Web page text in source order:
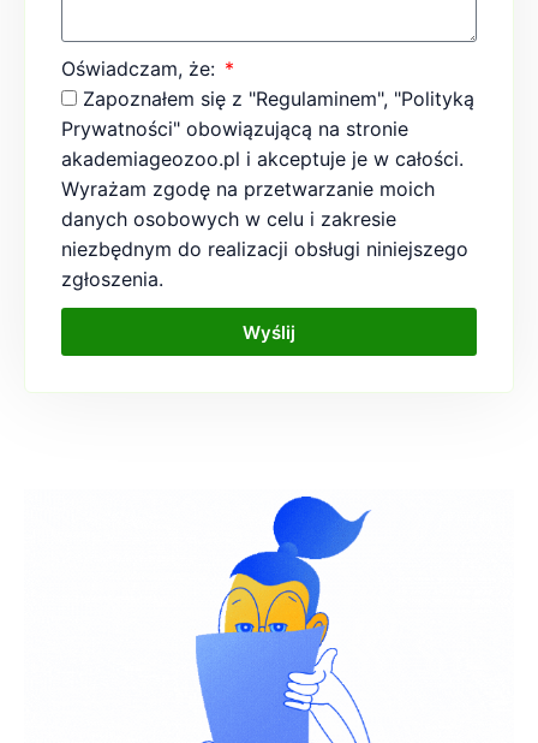
Oświadczam, że:
Zapoznałem się z "Regulaminem", "Polityką
Prywatności" obowiązującą na stronie
akademiageozoo.pl i akceptuje je w całości.
Wyrażam zgodę na przetwarzanie moich
danych osobowych w celu i zakresie
niezbędnym do realizacji obsługi niniejszego
zgłoszenia.
Wyślij